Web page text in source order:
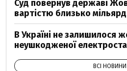
Суд повернув державі
вартістю близько
В Україні не залишилося
неушкодженої
ВСІ НОВИНИ